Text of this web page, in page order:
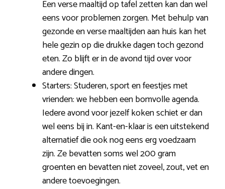
Een verse maaltijd op tafel zetten kan dan wel
eens voor problemen zorgen. Met behulp van
gezonde en verse maaltijden aan huis kan het
hele gezin op die drukke dagen toch gezond
eten. Zo blijft er in de avond tijd over voor
andere dingen.
Starters: Studeren, sport en feestjes met
vrienden: we hebben een bomvolle agenda.
Iedere avond voor jezelf koken schiet er dan
wel eens bij in. Kant-en-klaar is een uitstekend
alternatief die ook nog eens erg voedzaam
zijn. Ze bevatten soms wel 200 gram
groenten en bevatten niet zoveel, zout, vet en
andere toevoegingen.